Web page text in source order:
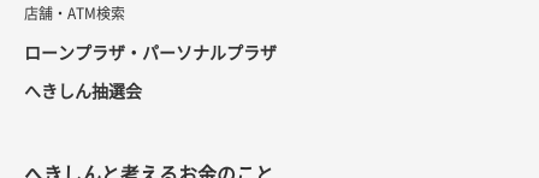
店舗・ATM検索
ローンプラザ・パーソナルプラザ
へきしん抽選会